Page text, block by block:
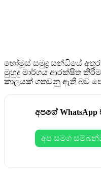
හෝමූස් සමුද්‍ර සන්ධියේ
මුහුදු මාර්ගය ආරක්ෂිත
කාලයක් ගතවනු ඇති බව
අපගේ
අප සමග